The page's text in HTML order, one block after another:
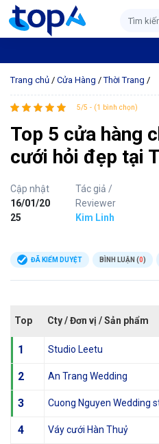
Trang chủ / Cửa Hàng /Thời Trang /
5/5 - (1 bình chọn)
Top 5 cửa hàng
cưới hỏi đẹp tại
Cập nhật
16/01/20
25
Tác giả /
Reviewer
Kim Linh
ĐÃ KIỂM DUYỆT BÌNH LUẬN (0)
Top Cty / Đơn vị / Sản phẩm
1 Studio Leetu
2 An Trang Wedding
3 Cuong Nguyen Wedding
4 Váy cưới Hàn Thuỷ